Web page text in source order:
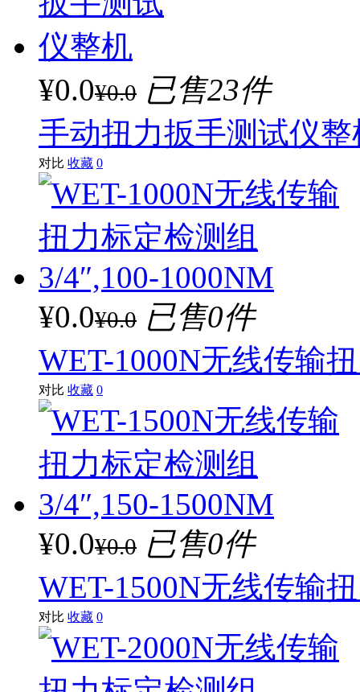
¥0.0¥0.0 已售23件
手动扭力扳手测试仪整
对比 收藏 0
¥0.0¥0.0 已售0件
WET-1000N无线传输
对比 收藏 0
¥0.0¥0.0 已售0件
WET-1500N无线传输
对比 收藏 0